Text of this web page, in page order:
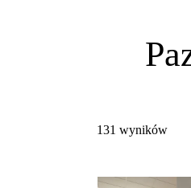
131 wyników